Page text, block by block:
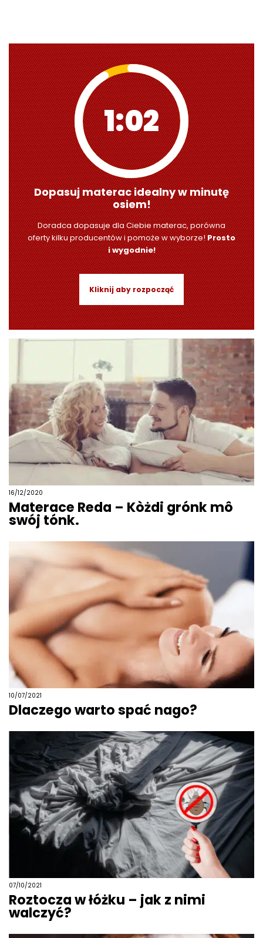
1:00
Dopasuj materac idealny w minutę
osiem!
Doradca dopasuje dla Ciebie materac, porówna
oferty kilku producentów i pomoże w wyborze!Prosto
i wygodnie!
Kliknij aby rozpocząć
16/12/2020
Materace Reda – Kòżdi grónk mô
swój tónk.
10/07/2021
Dlaczego warto spać nago?
07/10/2021
Roztocza w łóżku – jak z nimi
walczyć?